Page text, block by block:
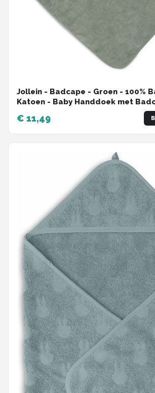
Jollein - Badcape - Groen - 100%
Katoen - Baby Handdoek met
Omslagdoek, Badponcho - 75x75
€ 11,49